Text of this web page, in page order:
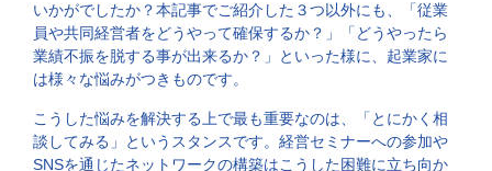
いかがでしたか？本記事でご紹介した３つ以外にも、「従業
員や共同経営者をどうやって確保するか？」「どうやったら
業績不振を脱する事が出来るか？」といった様に、起業家に
は様々な悩みがつきものです。
こうした悩みを解決する上で最も重要なのは、「とにかく相
談してみる」というスタンスです。経営セミナーへの参加や
SNSを通じたネットワークの構築はこうした困難に立ち向か